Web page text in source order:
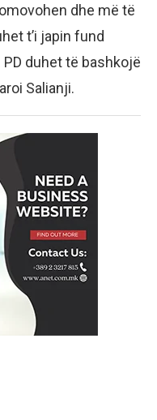
dhe më të
t’i japin fund
duhet të bashkojë
Salianji.